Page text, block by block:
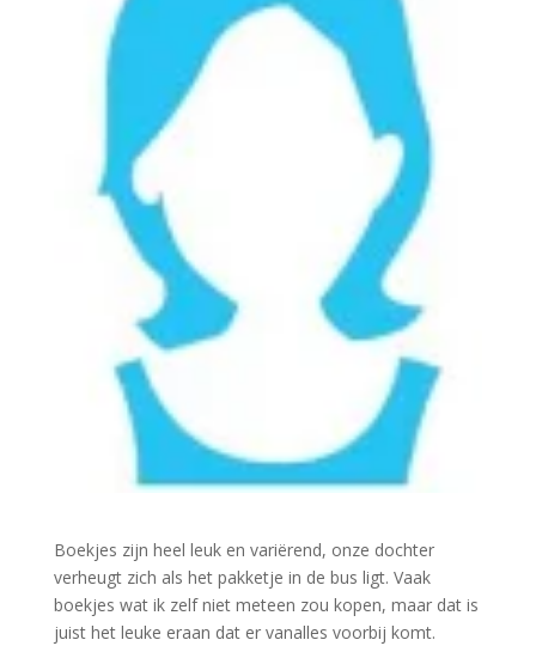
Boekjes zijn heel leuk en variërend, onze dochter
verheugt zich als het pakketje in de bus ligt. Vaak
boekjes wat ik zelf niet meteen zou kopen, maar dat is
juist het leuke eraan dat er vanalles voorbij komt.